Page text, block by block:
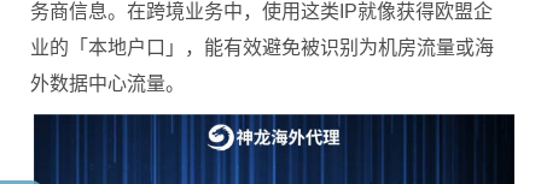
务商信息。在跨境业务中，使用这类IP就像获得欧盟企
业的「本地户口」，能有效避免被识别为机房流量或海
外数据中心流量。